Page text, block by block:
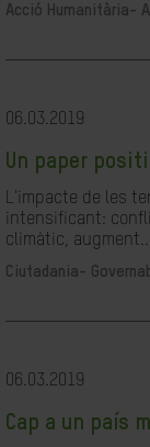
Acció Humanitària-
06.03.2019
Un paper
L'impacte de les
intensificant:
climàtic,
Ciutadania-
06.03.2019
Cap a un país